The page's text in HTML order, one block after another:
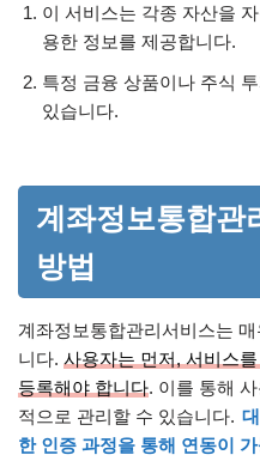
이 서비스는 각종 자산을
용한 정보를 제공합니다.
특정 금융 상품이나 주식
있습니다.
계좌정보통합관
방법
계좌정보통합관리서비스는
니다. 사용자는 먼저, 서비스
등록해야 합니다. 이를 통해
적으로 관리할 수 있습니다.
한 인증 과정을 통해 연동이